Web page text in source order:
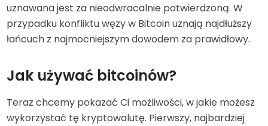
uznawana jest za nieodwracalnie potwierdzoną. W
przypadku konfliktu węzy w Bitcoin uznają najdłuższy
łańcuch z najmocniejszym dowodem za prawidłowy.
Jak używać bitcoinów?
Teraz chcemy pokazać Ci możliwości, w jakie możesz
wykorzystać tę kryptowalutę. Pierwszy, najbardziej